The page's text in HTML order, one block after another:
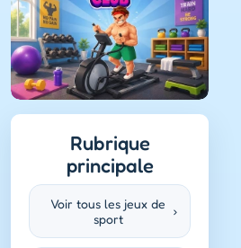
Rubrique
principale
Voir tous les jeux de
sport
›